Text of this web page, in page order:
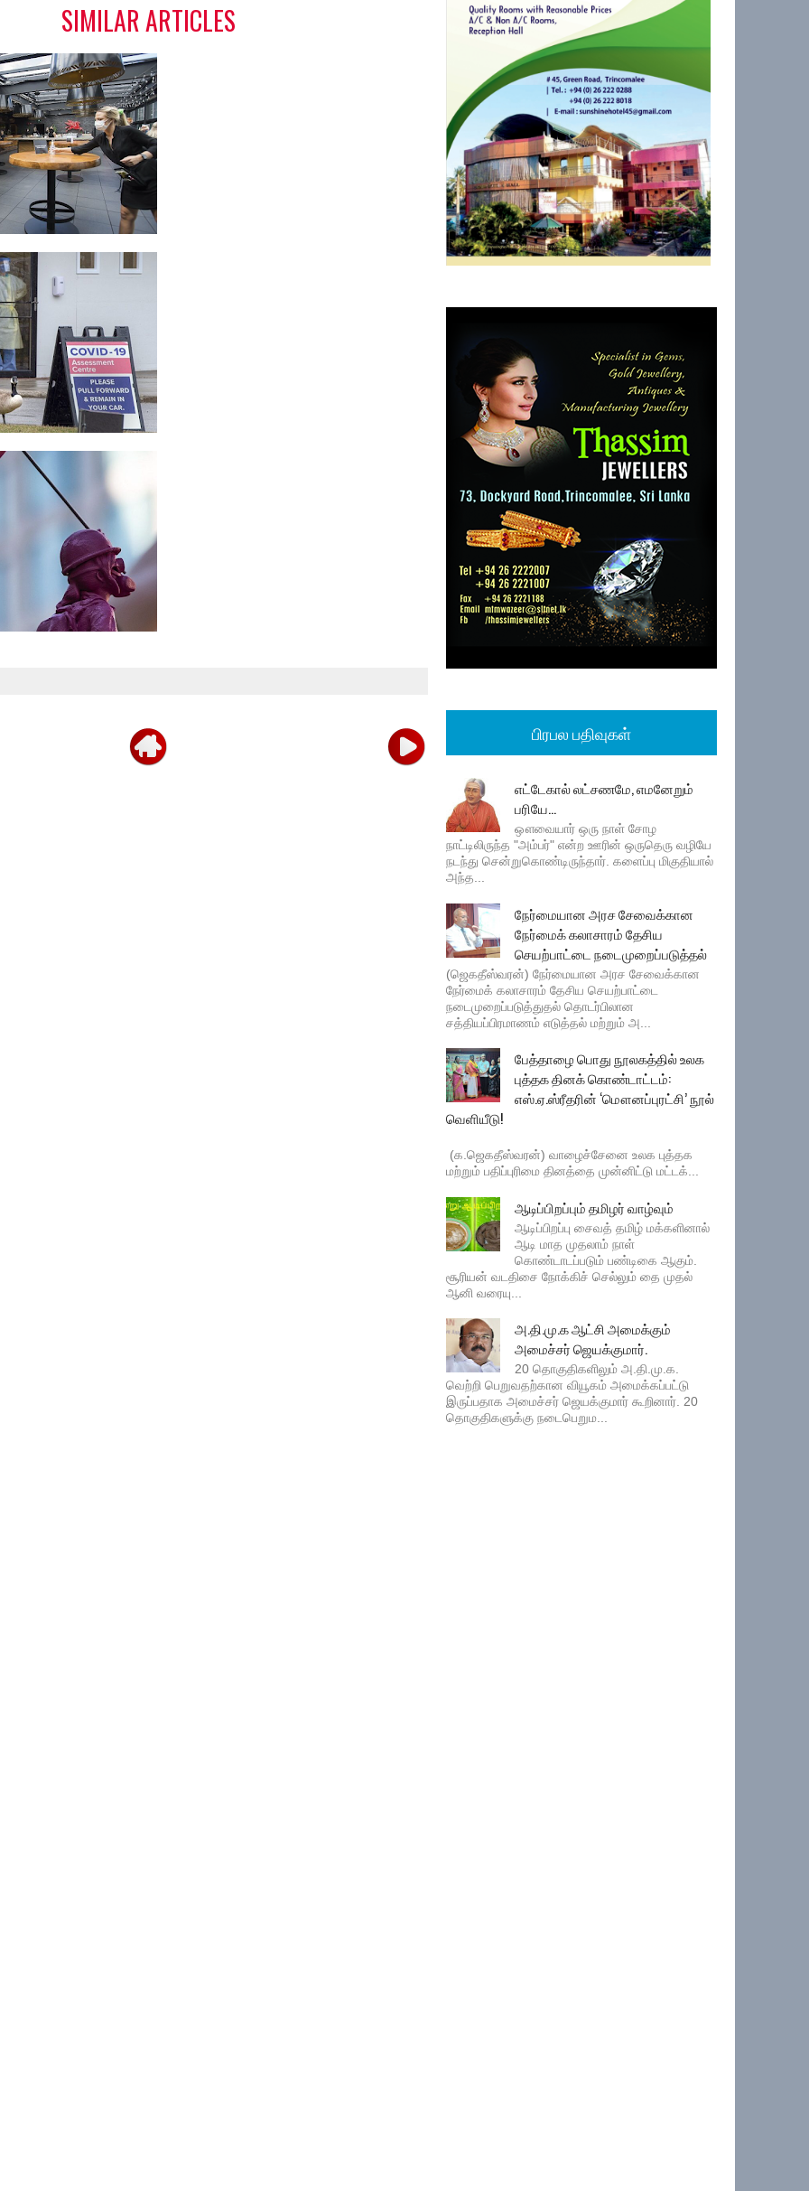
SIMILAR ARTICLES
பிரபல பதிவுகள்
எட்டேகால் லட்சணமே, எமனேறும்
பரியே...
ஔவையார் ஒரு நாள் சோழ
நாட்டிலிருந்த "அம்பர்" என்ற ஊரின் ஒருதெரு வழியே
நடந்து சென்றுகொண்டிருந்தார். களைப்பு மிகுதியால்
அந்த...
நேர்மையான அரச சேவைக்கான
நேர்மைக் கலாசாரம் தேசிய
செயற்பாட்டை நடைமுறைப்படுத்தல்
(ஜெகதீஸ்வரன்) நேர்மையான அரச சேவைக்கான
நேர்மைக் கலாசாரம் தேசிய செயற்பாட்டை
நடைமுறைப்படுத்துதல் தொடர்பிலான
சத்தியப்பிரமாணம் எடுத்தல் மற்றும் அ...
பேத்தாழை பொது நூலகத்தில் உலக
புத்தக தினக் கொண்டாட்டம்:
எஸ்.ஏ.ஸ்ரீதரின் ‘மௌனப்புரட்சி’ நூல்
வெளியீடு!
(க.ஜெகதீஸ்வரன்) வாழைச்சேனை உலக புத்தக
மற்றும் பதிப்புரிமை தினத்தை முன்னிட்டு மட்டக்...
ஆடிப்பிறப்பும் தமிழர் வாழ்வும்
ஆடிப்பிறப்பு சைவத் தமிழ் மக்களினால்
ஆடி மாத முதலாம் நாள்
கொண்டாடப்படும் பண்டிகை ஆகும்.
சூரியன் வடதிசை நோக்கிச் செல்லும் தை முதல்
ஆனி வரையு...
அ.தி.மு.க ஆட்சி அமைக்கும்
அமைச்சர் ஜெயக்குமார்.
20 தொகுதிகளிலும் அ.தி.மு.க.
வெற்றி பெறுவதற்கான வியூகம் அமைக்கப்பட்டு
இருப்பதாக அமைச்சர் ஜெயக்குமார் கூறினார். 20
தொகுதிகளுக்கு நடைபெறும...